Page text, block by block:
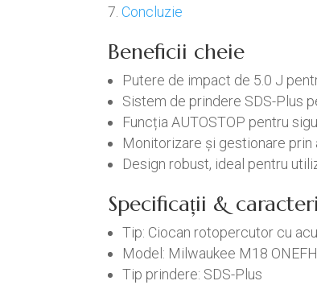
Concluzie
Beneficii cheie
Putere de impact de 5.0 J
Sistem de prindere SDS-Plus
Funcția AUTOSTOP pentru
Monitorizare și gestionare prin
Design robust, ideal pentru
Specificații &
Tip: Ciocan rotopercutor cu
Model: Milwaukee M18
Tip prindere: SDS-Plus